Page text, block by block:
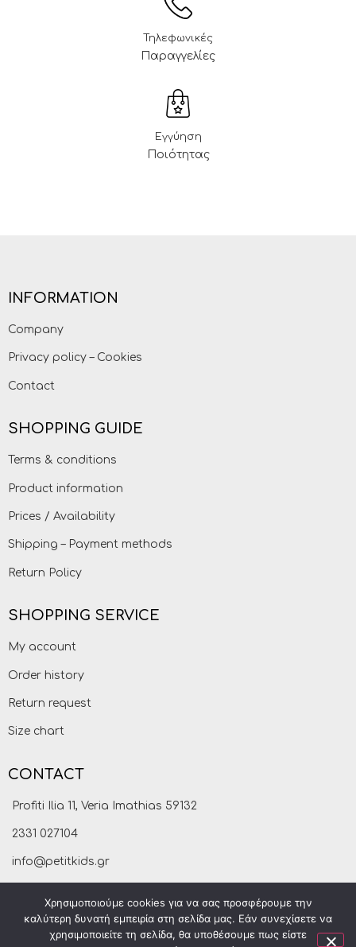
Τηλεφωνικές
Παραγγελίες
Εγγύηση
Ποιότητας
INFORMATION
Company
Privacy policy – Cookies
Contact
SHOPPING GUIDE
Terms & conditions
Product information
Prices / Availability
Shipping – Payment methods
Return Policy
SHOPPING SERVICE
My account
Order history
Return request
Size chart
CONTACT
Profiti Ilia 11, Veria Imathias 59132
2331 027104
info@petitkids.gr
Χρησιμοποιούμε cookies για να σας προσφέρουμε την
καλύτερη δυνατή εμπειρία στη σελίδα μας. Εάν συνεχίσετε να
χρησιμοποιείτε τη σελίδα, θα υποθέσουμε πως είστε